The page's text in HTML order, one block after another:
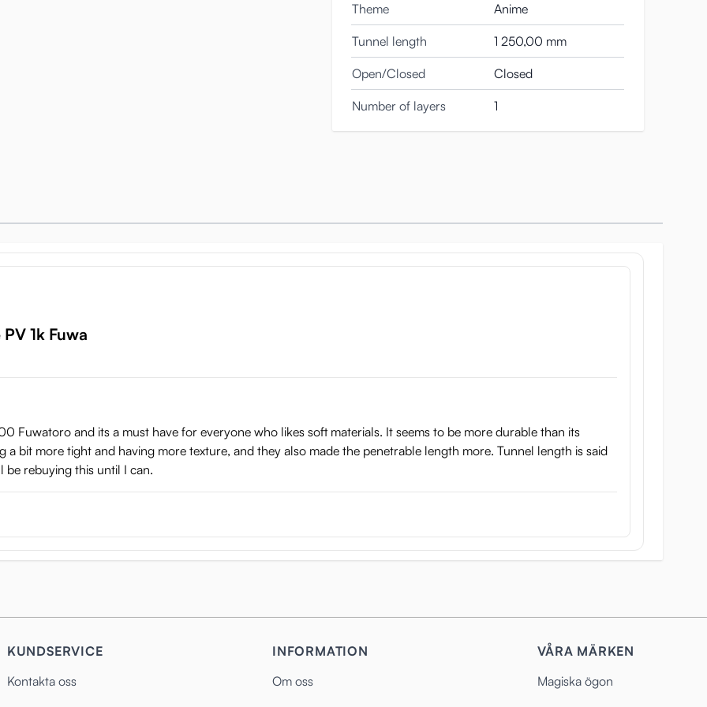
gram! Denna väldigt solida vikt känns bra och dina fingrar sjunker in lite i det mjuka materialet. Eftersom
fingrar trycker igenom dem, men den har även en extra fördel: det töjbara materialet trycker tillbaka mot dig som
Theme Anime
Tunnel length 1 250,00 mm
Open/Closed Closed
Number of layers 1
1k Fuwa
Fuwatoro and its a must have for everyone who likes soft materials. It seems to be more durable than its
a bit more tight and having more texture, and they also made the penetrable length more. Tunnel length is said
be rebuying this until I can.
KUNDSERVICE
Kontakta oss
INFORMATION
Om oss
VÅRA MÄRKEN
Magiska ögon